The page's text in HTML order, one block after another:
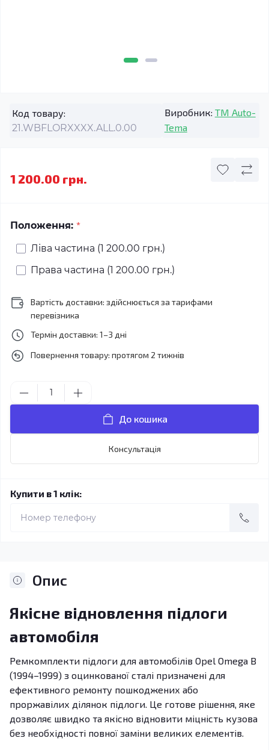
Код товару:
21.WBFLORXXXX.ALL.0.00
Виробник: TM Auto-
Tema
1 200.00 грн.
Положення: *
Ліва частина (1 200.00 грн.)
Права частина (1 200.00 грн.)
Вартість доставки: здійснюється за тарифами
перевізника
Термін доставки: 1–3 дні
Повернення товару: протягом 2 тижнів
До кошика
Консультація
Купити в 1 клік:
Опис
Якісне відновлення підлоги
автомобіля
Ремкомплекти підлоги для автомобілів Opel Omega B
(1994–1999) з оцинкованої сталі призначені для
ефективного ремонту пошкоджених або
проржавілих ділянок підлоги. Це готове рішення, яке
дозволяє швидко та якісно відновити міцність кузова
без необхідності повної заміни великих елементів.